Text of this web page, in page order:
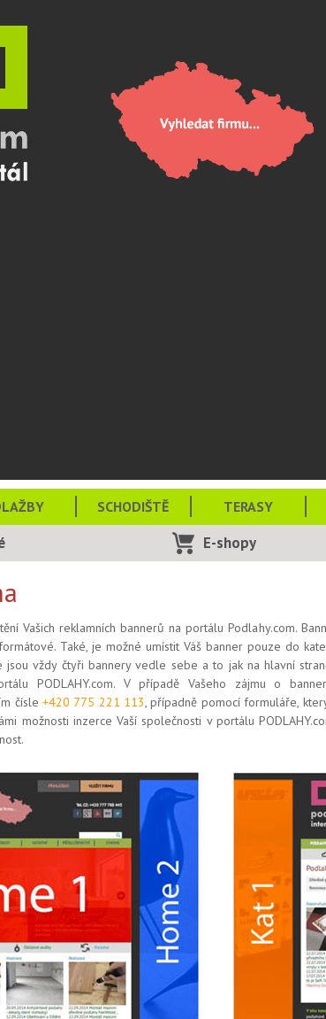
SCHODIŠTĚ TERASY
E-shopy
Vašich reklamních bannerů na portálu Podlahy.com.
Také, je možné umístit Váš banner pouze do
jsou vždy čtyři bannery vedle sebe a to jak na hlavní
PODLAHY.com. V případě Vašeho zájmu o
čísle +420 775 221 113, případně pomocí formuláře,
možnosti inzerce Vaší společnosti v portálu